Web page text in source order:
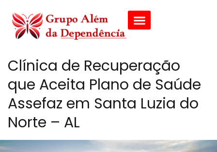
Clínica de Recuperação
que Aceita Plano de Saúde
Assefaz em Santa Luzia do
Norte – AL